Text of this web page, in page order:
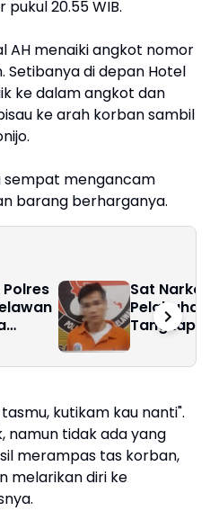
20.55 WIB.
AH menaiki angkot nomor
Setibanya di depan Hotel
ke dalam angkot dan
ke arah korban sambil
sempat mengancam
barang berharganya.
Sat
Tangkap
kutikam kau nanti".
namun tidak ada yang
merampas tas korban,
melarikan diri ke